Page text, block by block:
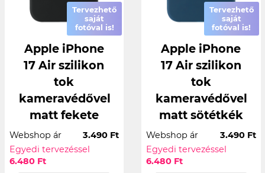
Tervezhető
saját
fotóval is!
Apple iPhone
17 Air szilikon
tok
kameravédővel
matt fekete
Webshop ár
3.490 Ft
Egyedi tervezéssel
6.480 Ft
Tervezhető
saját
fotóval is!
Apple iPhone
17 Air szilikon
tok
kameravédővel
matt sötétkék
Webshop ár
3.490 Ft
Egyedi tervezéssel
6.480 Ft